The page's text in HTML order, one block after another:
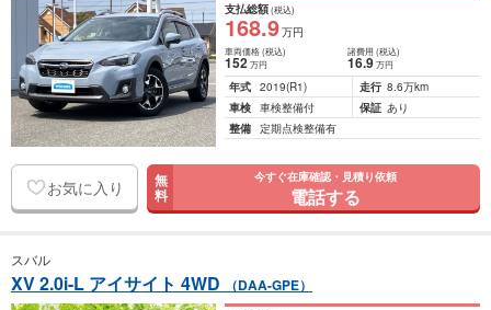
支払総額(税込)
168.9万円
車両価格(税込)
152万円
諸費用 (税込)
16.9 万円
年式 2019(R1) 走行 8.6万km
車検 車検整備付 保証 あり
整備 定期点検整備有
お気に入り 無
料
今すぐ在庫確認・見積り依頼
電話する
スバル
XV 2.0i-L アイサイト 4WD （DAA-GPE）